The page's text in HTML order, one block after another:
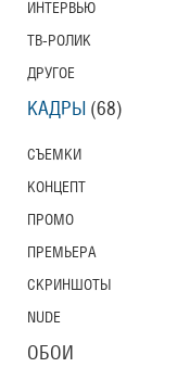
ИНТЕРВЬЮ
ТВ-РОЛИК
ДРУГОЕ
КАДРЫ (68)
СЪЕМКИ
КОНЦЕПТ
ПРОМО
ПРЕМЬЕРА
СКРИНШОТЫ
NUDE
ОБОИ